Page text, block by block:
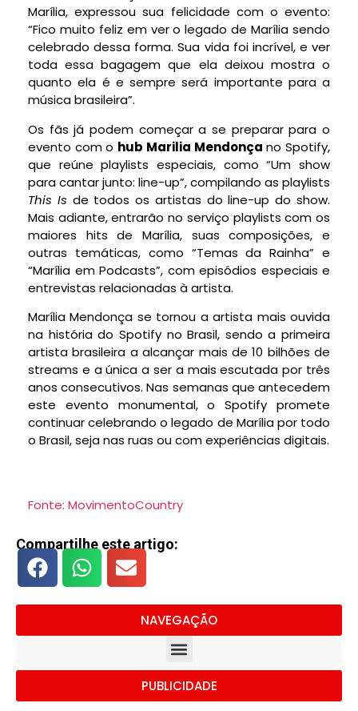
Marília, expressou sua felicidade com o evento:
“Fico muito feliz em ver o legado de Marília sendo
celebrado dessa forma. Sua vida foi incrível, e ver
toda essa bagagem que ela deixou mostra o
quanto ela é e sempre será importante para a
música brasileira”.
Os fãs já podem começar a se preparar para o
evento com o hub Marilia Mendonça no Spotify,
que reúne playlists especiais, como “Um show
para cantar junto: line-up”, compilando as playlists
This Is de todos os artistas do line-up do show.
Mais adiante, entrarão no serviço playlists com os
maiores hits de Marília, suas composições, e
outras temáticas, como “Temas da Rainha” e
“Marília em Podcasts”, com episódios especiais e
entrevistas relacionadas à artista.
Marília Mendonça se tornou a artista mais ouvida
na história do Spotify no Brasil, sendo a primeira
artista brasileira a alcançar mais de 10 bilhões de
streams e a única a ser a mais escutada por três
anos consecutivos. Nas semanas que antecedem
este evento monumental, o Spotify promete
continuar celebrando o legado de Marília por todo
o Brasil, seja nas ruas ou com experiências digitais.
Fonte: MovimentoCountry
Compartilhe este artigo:
NAVEGAÇÃO
PUBLICIDADE